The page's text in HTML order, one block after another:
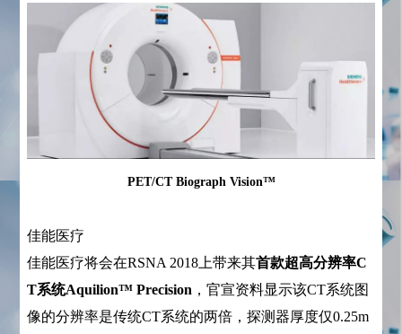
PET/CT Biograph Vision™
佳能医疗
佳能医疗将会在RSNA 2018上带来其首款超高分辨率C
T系统Aquilion™ Precision ，官宣资料显示该CT系统图
像的分辨率是传统CT系统的两倍，探测器厚度仅0.25m